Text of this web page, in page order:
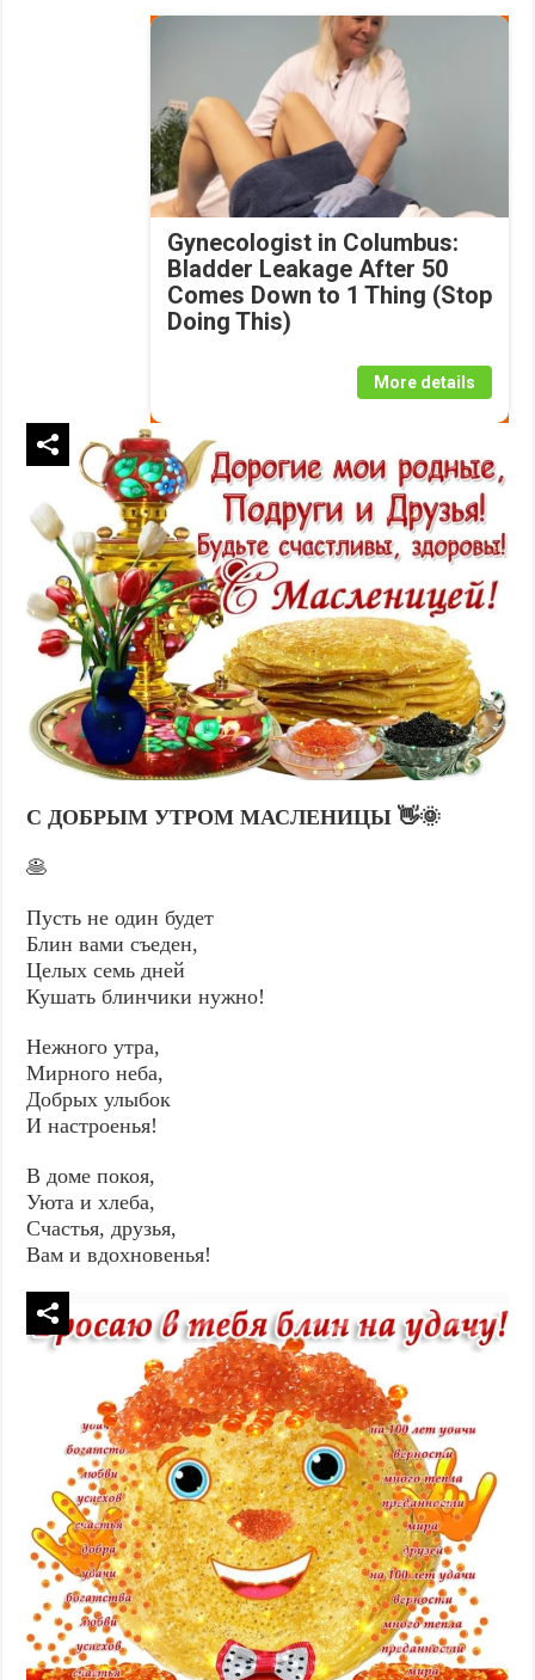
Gynecologist in Columbus:
Bladder Leakage After 50
Comes Down to 1 Thing (Stop
Doing This)
More details
С ДОБРЫМ УТРОМ МАСЛЕНИЦЫ 👋🌞
🥞
Пусть не один будет
Блин вами съеден,
Целых семь дней
Кушать блинчики нужно!
Нежного утра,
Мирного неба,
Добрых улыбок
И настроенья!
В доме покоя,
Уюта и хлеба,
Счастья, друзья,
Вам и вдохновенья!